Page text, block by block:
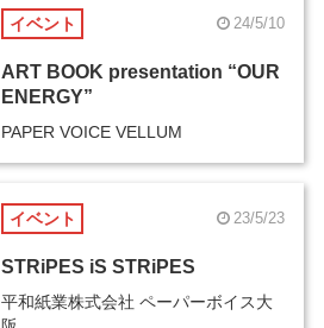
イベント 24/5/10
ART BOOK presentation “OUR
ENERGY”
PAPER VOICE VELLUM
イベント 23/5/23
STRiPES iS STRiPES
平和紙業株式会社 ペーパーボイス大